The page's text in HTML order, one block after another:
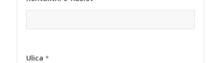
Ulica *